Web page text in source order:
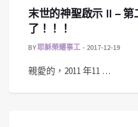
末世的神聖啟示 II – 第
了！！！
BY耶穌榮耀事工 2017-12-19
親愛的，2011 年11 …